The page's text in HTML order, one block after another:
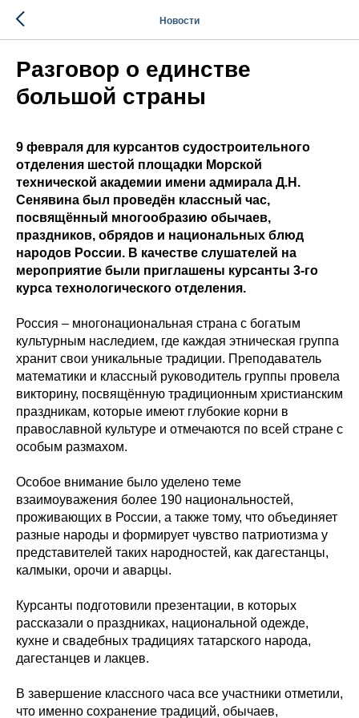
Новости
Разговор о единстве
большой страны
9 февраля для курсантов судостроительного
отделения шестой площадки Морской
технической академии имени адмирала Д.Н.
Сенявина был проведён классный час,
посвящённый многообразию обычаев,
праздников, обрядов и национальных блюд
народов России. В качестве слушателей на
мероприятие были приглашены курсанты 3-го
курса технологического отделения.
Россия – многонациональная страна с богатым
культурным наследием, где каждая этническая группа
хранит свои уникальные традиции. Преподаватель
математики и классный руководитель группы провела
викторину, посвящённую традиционным христианским
праздникам, которые имеют глубокие корни в
православной культуре и отмечаются по всей стране с
особым размахом.
Особое внимание было уделено теме
взаимоуважения более 190 национальностей,
проживающих в России, а также тому, что объединяет
разные народы и формирует чувство патриотизма у
представителей таких народностей, как дагестанцы,
калмыки, орочи и аварцы.
Курсанты подготовили презентации, в которых
рассказали о праздниках, национальной одежде,
кухне и свадебных традициях татарского народа,
дагестанцев и лакцев.
В завершение классного часа все участники отметили,
что именно сохранение традиций, обычаев,